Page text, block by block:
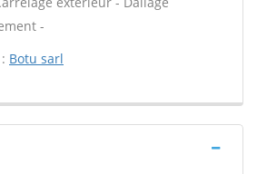
-
Botu sarl